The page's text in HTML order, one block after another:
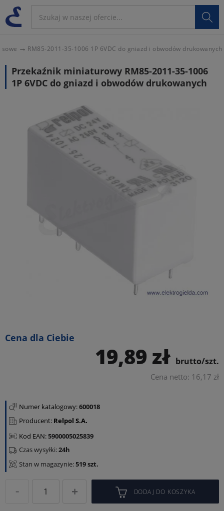

RM85-2011-35-1006 1P 6VDC do gniazd i obwodów drukowanych
Przekaźnik miniaturowy RM85-2011-35-1006
1P 6VDC do gniazd i obwodów drukowanych
Cena dla Ciebie
19,89 zł brutto/szt.
Cena netto: 16,17 zł
Numer katalogowy:600018
Producent: Relpol S.A.
Kod EAN:5900005025839
Stan w magazynie:519 szt.
Czas wysyłki:24h
DODAJ DO KOSZYKA